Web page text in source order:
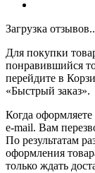
Загрузка
Для покупки
понравившийся
перейдите в
«Быстрый заказ».
Когда
e-mail. Вам
По результатам
оформления
только ждать